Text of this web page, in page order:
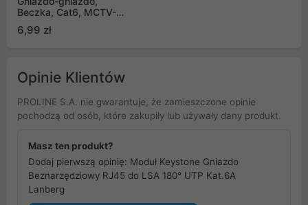
Beczka, Cat6, MCTV-
6,99 zł
Opinie Klientów
PROLINE S.A. nie gwarantuje, że zamieszczone opinie
pochodzą od osób, które zakupiły lub używały dany produkt.
Masz ten produkt?
Dodaj pierwszą opinię: Moduł Keystone Gniazdo
Beznarzędziowy RJ45 do LSA 180° UTP Kat.6A
Lanberg